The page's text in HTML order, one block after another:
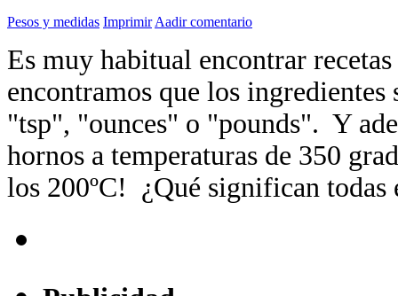
Pesos y medidas Imprimir Aadir comentario
Es muy habitual encontrar
encontramos que los
"tsp", "ounces" o "pounds". Y
hornos a temperaturas de 350
los 200ºC! ¿Qué significan